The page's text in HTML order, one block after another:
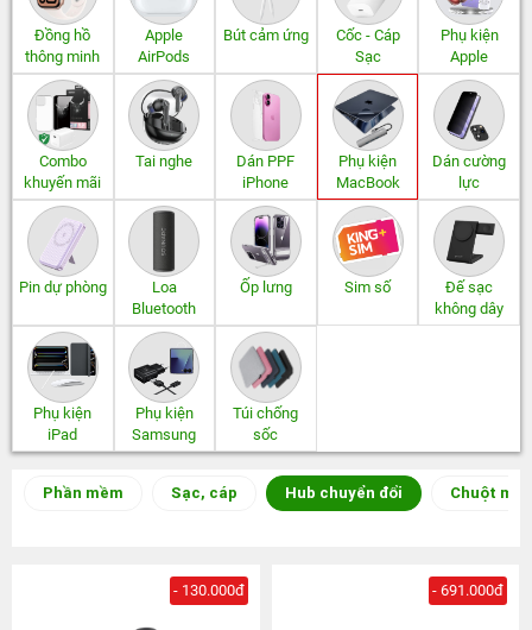
Đồng hồ
thông minh
Apple
AirPods
Bút cảm ứng
Cốc - Cáp
Sạc
Phụ kiện
Apple
Combo
khuyến mãi
Tai nghe
Dán PPF
iPhone
Phụ kiện
MacBook
Dán cường
lực
Pin dự phòng
Loa
Bluetooth
Ốp lưng Sim số
Đế sạc
không dây
Phụ kiện
iPad
Phụ kiện
Samsung
Túi chống
sốc
Phần mềm Sạc, cáp Hub chuyển đổi Chuột
- 130.000đ - 691.000đ